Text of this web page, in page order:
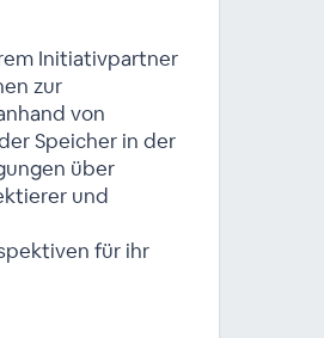
Initiativpartner
zur
von
Speicher in der
über
und
für ihr